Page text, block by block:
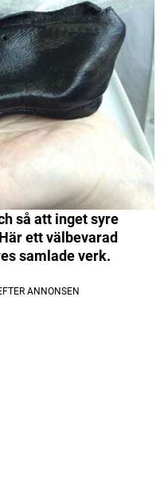
så att inget syre
ett välbevarad
samlade verk.